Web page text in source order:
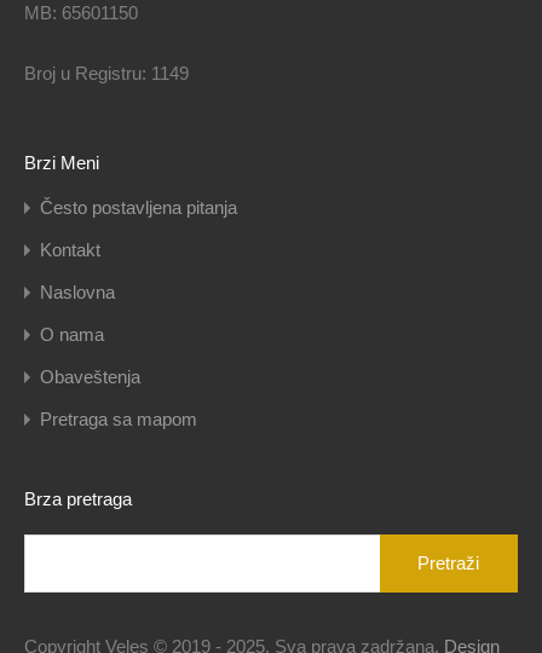
MB: 65601150
Broj u Registru: 1149
Brzi Meni
Često postavljena pitanja
Kontakt
Naslovna
O nama
Obaveštenja
Pretraga sa mapom
Brza pretraga
Copyright Veles © 2019 - 2025. Sva prava zadržana. Design